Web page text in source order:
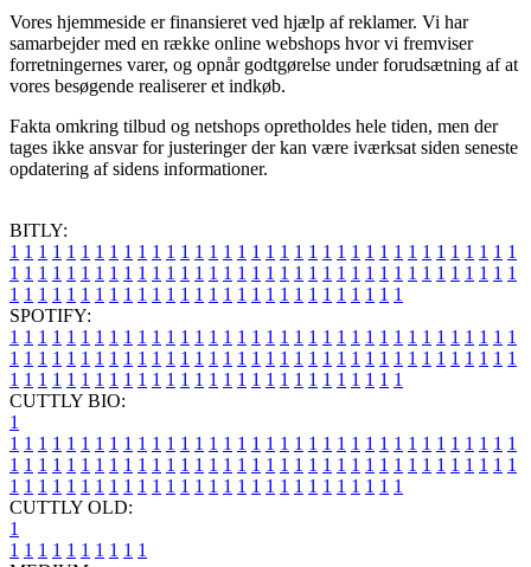
Vores hjemmeside er finansieret ved hjælp af reklamer. Vi har
samarbejder med en række online webshops hvor vi fremviser
forretningernes varer, og opnår godtgørelse under forudsætning af at
vores besøgende realiserer et indkøb.
Fakta omkring tilbud og netshops opretholdes hele tiden, men der
tages ikke ansvar for justeringer der kan være iværksat siden seneste
opdatering af sidens informationer.
BITLY:
1 1 1 1 1 1 1 1 1 1 1 1 1 1 1 1 1 1 1 1 1 1 1 1 1 1 1 1 1 1 1 1 1 1 1 1
1 1 1 1 1 1 1 1 1 1 1 1 1 1 1 1 1 1 1 1 1 1 1 1 1 1 1 1 1 1 1 1 1 1 1 1
1 1 1 1 1 1 1 1 1 1 1 1 1 1 1 1 1 1 1 1 1 1 1 1 1 1 1 1
SPOTIFY:
1 1 1 1 1 1 1 1 1 1 1 1 1 1 1 1 1 1 1 1 1 1 1 1 1 1 1 1 1 1 1 1 1 1 1 1
1 1 1 1 1 1 1 1 1 1 1 1 1 1 1 1 1 1 1 1 1 1 1 1 1 1 1 1 1 1 1 1 1 1 1 1
1 1 1 1 1 1 1 1 1 1 1 1 1 1 1 1 1 1 1 1 1 1 1 1 1 1 1 1
CUTTLY BIO:
1
1 1 1 1 1 1 1 1 1 1 1 1 1 1 1 1 1 1 1 1 1 1 1 1 1 1 1 1 1 1 1 1 1 1 1 1
1 1 1 1 1 1 1 1 1 1 1 1 1 1 1 1 1 1 1 1 1 1 1 1 1 1 1 1 1 1 1 1 1 1 1 1
1 1 1 1 1 1 1 1 1 1 1 1 1 1 1 1 1 1 1 1 1 1 1 1 1 1 1 1
CUTTLY OLD:
1
1 1 1 1 1 1 1 1 1 1